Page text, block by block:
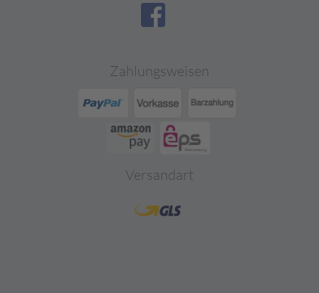
Zahlungsweisen
Versandart